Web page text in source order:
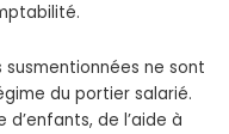
ne sont
du portier salarié.
de l’aide à